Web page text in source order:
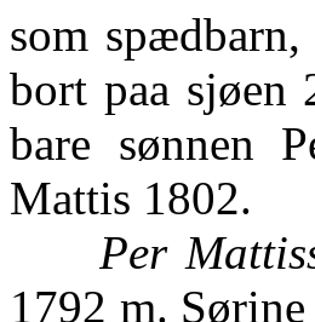
som
bort paa sjøen
bare sønnen
Mattis 1802.
Per
1792 m.